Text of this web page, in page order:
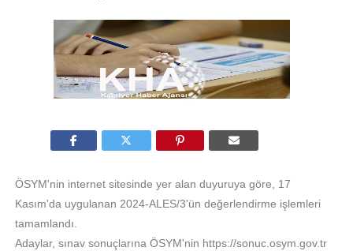
ÖSYM'nin internet sitesinde yer alan duyuruya göre, 17
Kasım'da uygulanan 2024-ALES/3'ün değerlendirme işlemleri
tamamlandı.
Adaylar, sınav sonuçlarına ÖSYM'nin https://sonuc.osym.gov.tr